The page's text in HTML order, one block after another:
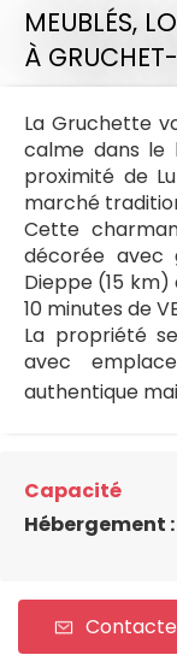
MEUBLÉS,
À
La Gruchette
calme dans le
proximité de
marché
Cette
décorée avec
Dieppe (15
10 minutes de
La propriété
avec
authentique
Capacité
Hébergement :